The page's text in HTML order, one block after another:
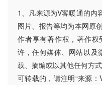
1、凡来源为V客暖通的内
图片、报告等均为本网原
作者享有著作权，著作
许，任何媒体、网站以及
载、摘编或以其他任何方
可转载的，请注明“来源